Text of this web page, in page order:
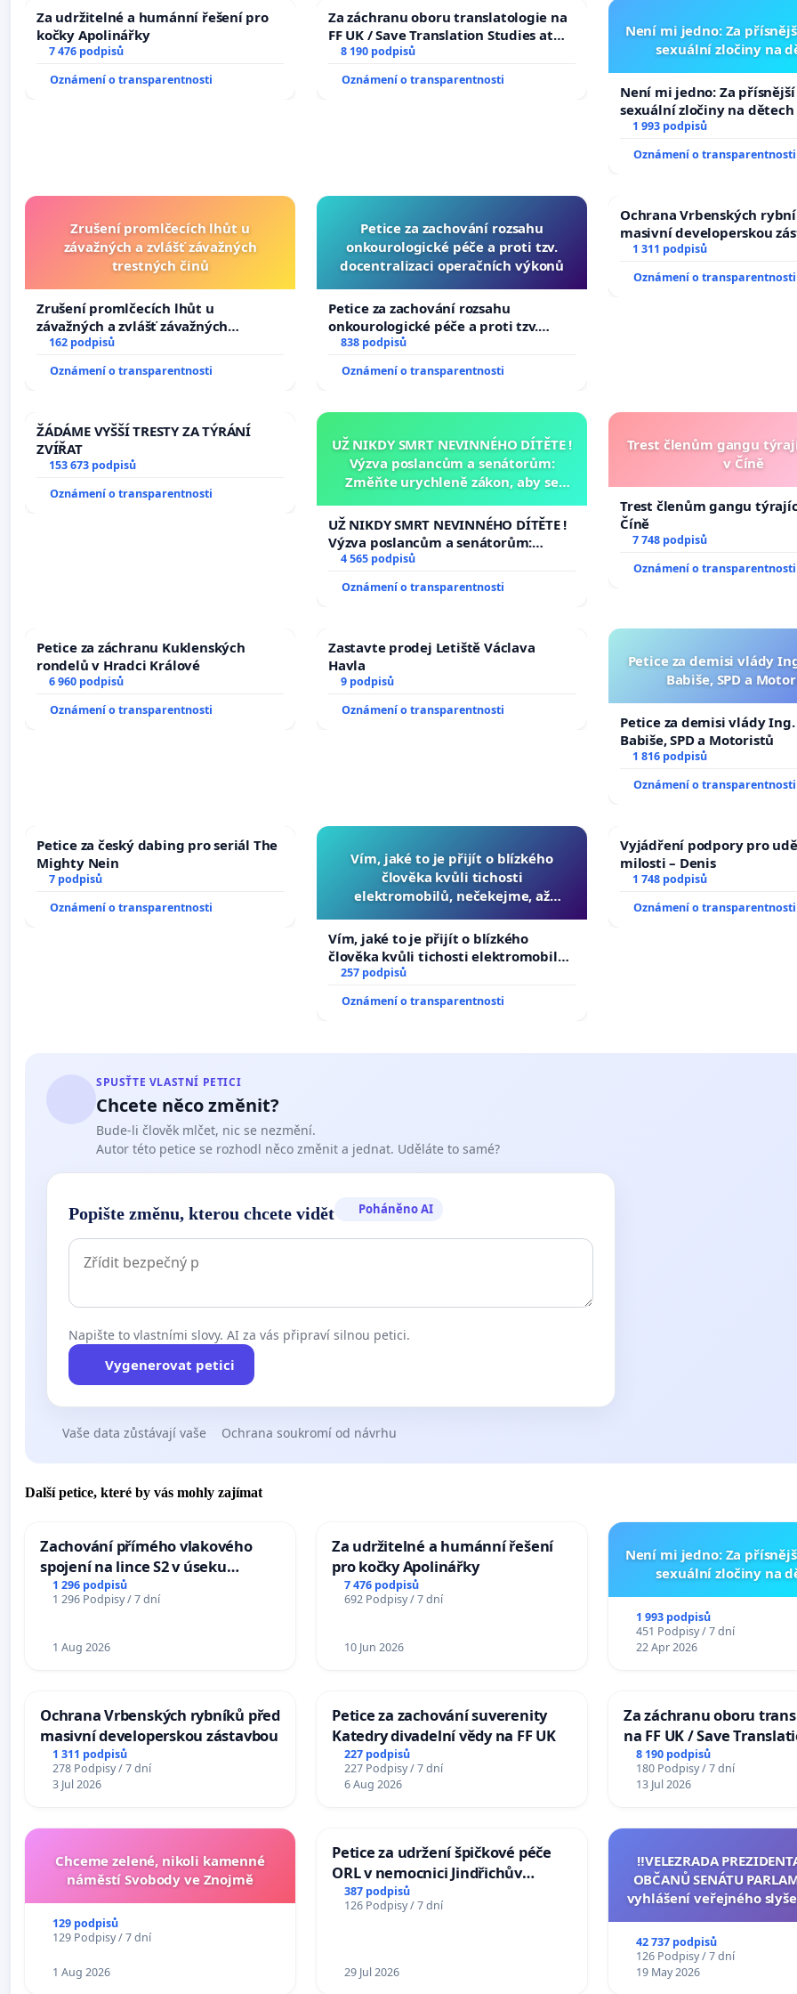
Za udržitelné a humánní řešení pro
kočky Apolinářky
7 476 podpisů
Oznámení o transparentnosti
Za záchranu oboru translatologie na
FF UK / Save Translation Studies at
the Faculty of Arts, Charles
8 190 podpisů
Oznámení o transparentnosti
Není mi jedno: Za
sexuální zločiny na
Není mi jedno: Za
sexuální zločiny na dětech
1 993 podpisů
Oznámení o transparentnosti
Zrušení promlčecích lhůt u
závažných a zvlášť závažných
trestných činů
Zrušení promlčecích lhůt u
závažných a zvlášť závažných
trestných činů
162 podpisů
Oznámení o transparentnosti
Petice za zachování rozsahu
onkourologické péče a proti tzv.
docentralizaci operačních výkonů
Petice za zachování rozsahu
onkourologické péče a proti tzv.
docentralizaci operačních výkonů
838 podpisů
Oznámení o transparentnosti
Ochrana Vrbenských
masivní developerskou
1 311 podpisů
Oznámení o transparentnosti
ŽÁDÁME VYŠŠÍ TRESTY ZA TÝRÁNÍ
ZVÍŘAT
153 673 podpisů
Oznámení o transparentnosti
UŽ NIKDY SMRT NEVINNÉHO DÍTĚTE !
Výzva poslancům a senátorům:
Změňte urychleně zákon, aby se
opakovat!
UŽ NIKDY SMRT NEVINNÉHO DÍTĚTE !
Výzva poslancům a senátorům:
Změňte urychleně zákon, aby se
opakovat!
4 565 podpisů
Oznámení o transparentnosti
Trest členům gangu
v Číně
Trest členům gangu
Číně
7 748 podpisů
Oznámení o transparentnosti
Petice za záchranu Kuklenských
rondelů v Hradci Králové
6 960 podpisů
Oznámení o transparentnosti
Zastavte prodej Letiště Václava
Havla
9 podpisů
Oznámení o transparentnosti
Petice za demisi vlády
Babiše, SPD a
Petice za demisi vlády
Babiše, SPD a Motoristů
1 816 podpisů
Oznámení o transparentnosti
Petice za český dabing pro seriál The
Mighty Nein
7 podpisů
Oznámení o transparentnosti
Vím, jaké to je přijít o blízkého
člověka kvůli tichosti
elektromobilů, nečekejme, až
auta!
Vím, jaké to je přijít o blízkého
člověka kvůli tichosti elektromobilů,
nečekejme, až přibydou další,
257 podpisů
Oznámení o transparentnosti
Vyjádření podpory pro
milosti – Denis
1 748 podpisů
Oznámení o transparentnosti
SPUSŤTE VLASTNÍ PETICI
Chcete něco změnit?
Bude-li člověk mlčet, nic se nezmění.
Autor této petice se rozhodl něco změnit a jednat. Uděláte to samé?
Popište změnu, kterou chcete vidět Poháněno AI
Napište to vlastními slovy. AI za vás připraví silnou petici.
Vygenerovat petici
Vaše data zůstávají vaše Ochrana soukromí od návrhu
Další petice, které by vás mohly zajímat
Zachování přímého vlakového
spojení na lince S2 v úseku
Ostrava – Bohumín – Karviná –
Mosty u Jablunkova
1 296 podpisů
1 296 Podpisy / 7 dní
1 Aug 2026
Za udržitelné a humánní řešení
pro kočky Apolinářky
7 476 podpisů
692 Podpisy / 7 dní
10 Jun 2026
Není mi jedno: Za
sexuální zločiny na
1 993 podpisů
451 Podpisy / 7 dní
22 Apr 2026
Ochrana Vrbenských rybníků před
masivní developerskou zástavbou
1 311 podpisů
278 Podpisy / 7 dní
3 Jul 2026
Petice za zachování suverenity
Katedry divadelní vědy na FF UK
227 podpisů
227 Podpisy / 7 dní
6 Aug 2026
Za záchranu oboru
na FF UK / Save
Studies at the Faculty
Charles University
8 190 podpisů
180 Podpisy / 7 dní
13 Jul 2026
Chceme zelené, nikoli kamenné
náměstí Svobody ve Znojmě
129 podpisů
129 Podpisy / 7 dní
1 Aug 2026
Petice za udržení špičkové péče
ORL v nemocnici Jindřichův
Hradec
387 podpisů
126 Podpisy / 7 dní
29 Jul 2026
‼️VELEZRADA
OBČANŮ SENÁTU
vyhlášení veřejného
na přijetí usnesení k
žaloby na prezidenta
42 737 podpisů
126 Podpisy / 7 dní
19 May 2026